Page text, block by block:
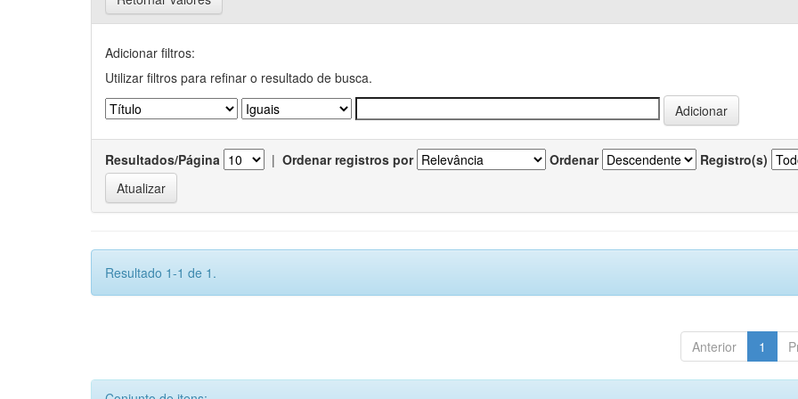
Adicionar filtros:
Utilizar filtros para refinar o resultado de busca.
Resultados/Página | Ordenar registros por Ordenar Registro(s)
Resultado 1-1 de 1.
Anterior 1